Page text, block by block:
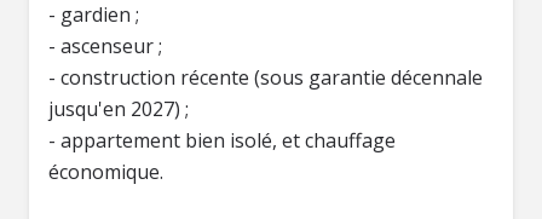
- gardien ;
- ascenseur ;
- construction récente (sous garantie décennale
jusqu'en 2027) ;
- appartement bien isolé, et chauffage
économique.